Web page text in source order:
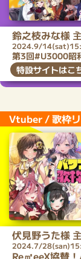
鈴之枝みな様
2024.9/
第3回#U3000昭
特設サイトはこ
Vtuber / 歌枠
伏見野うた様
2024.7/